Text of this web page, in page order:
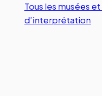
Tous les musées
d’interprétation